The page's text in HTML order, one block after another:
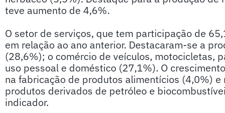
teve aumento de 4,6%.
O setor de serviços, que tem participação de
em relação ao ano anterior. Destacaram-se a
(28,6%); o comércio de veículos, motocicletas,
uso pessoal e doméstico (27,1%). O
na fabricação de produtos alimentícios (4,0%)
produtos derivados de petróleo e
indicador.